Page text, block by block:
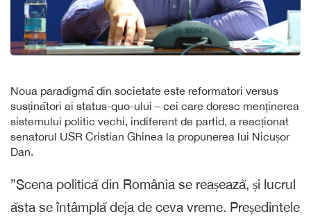
Noua paradigmă din societate este reformatori versus
susținători ai status-quo-ului – cei care doresc menținerea
sistemului politic vechi, indiferent de partid, a reacționat
senatorul USR Cristian Ghinea la propunerea lui Nicușor
Dan.
”Scena politică din România se reașează, și lucrul
ăsta se întâmplă deja de ceva vreme. Președintele